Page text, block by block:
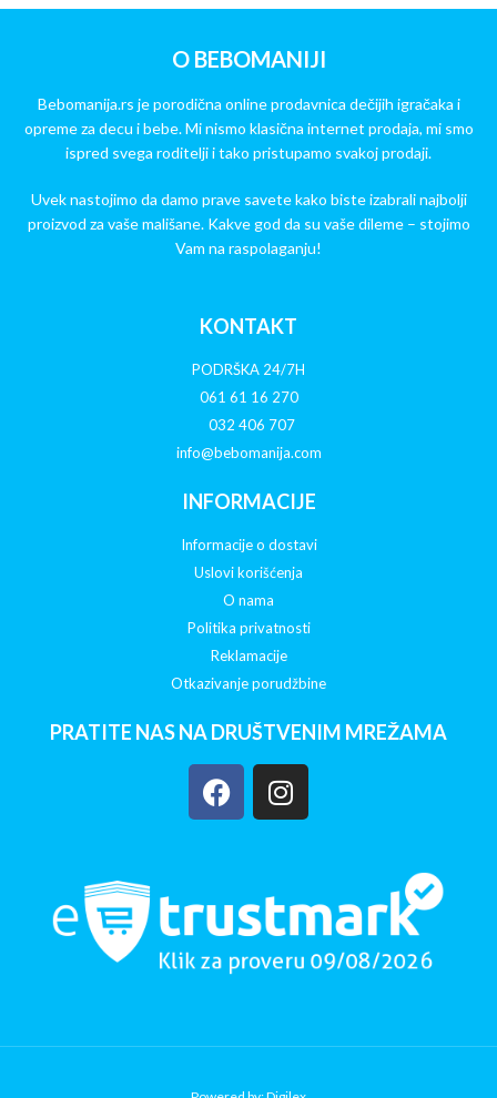
O BEBOMANIJI
Bebomanija.rs je porodična online prodavnica dečijih igračaka i
opreme za decu i bebe. Mi nismo klasična internet prodaja, mi smo
ispred svega roditelji i tako pristupamo svakoj prodaji.
Uvek nastojimo da damo prave savete kako biste izabrali najbolji
proizvod za vaše mališane. Kakve god da su vaše dileme – stojimo
Vam na raspolaganju!
KONTAKT
PODRŠKA 24/7H
061 61 16 270
032 406 707
info@bebomanija.com
INFORMACIJE
Informacije o dostavi
Uslovi korišćenja
O nama
Politika privatnosti
Reklamacije
Otkazivanje porudžbine
PRATITE NAS NA DRUŠTVENIM MREŽAMA